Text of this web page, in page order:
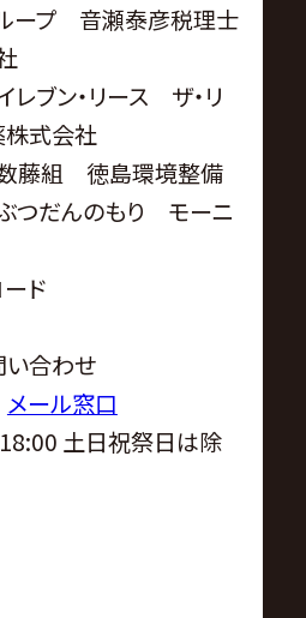
プ 音瀬泰彦税理士
・リース ザ・リ
式会社
徳島環境整備
だんのもり モーニ
ド
合わせ
メール窓口
土日祝祭日は除